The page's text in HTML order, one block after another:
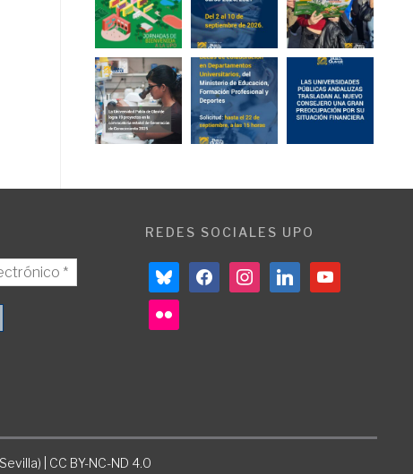
REDES SOCIALES UPO
blueskyfacebookinstagramlinkedin youtube
flickr
| CC BY-NC-ND 4.0